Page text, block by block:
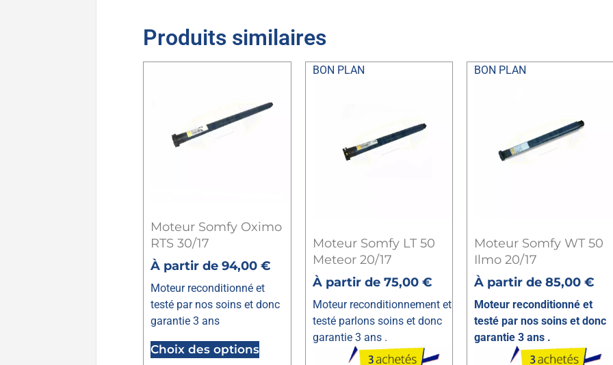
Produits similaires
Moteur Somfy Oximo
RTS 30/17
À partir de 94,00 €
Moteur reconditionné et
testé par nos soins et donc
garantie 3 ans
Choix des options
BON PLAN
Moteur Somfy LT 50
Meteor 20/17
À partir de 75,00 €
Moteur reconditionnement et
testé parlons soins et donc
garantie 3 ans .
BON PLAN
Moteur Somfy WT 50
Ilmo 20/17
À partir de 85,00 €
Moteur reconditionné et
testé par nos soins et donc
garantie 3 ans .